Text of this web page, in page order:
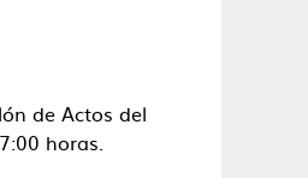
de Actos del
horas.